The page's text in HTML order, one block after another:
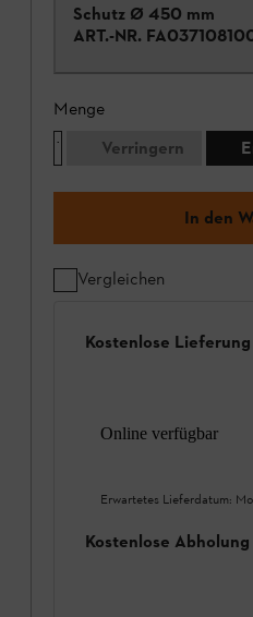
Schutz Ø 450 mm
ART.-NR.
Menge
Verringern
In den
Vergleichen
Kostenlose
Online verfügbar
Erwartetes Lieferdatum:
Kostenlose Abholung